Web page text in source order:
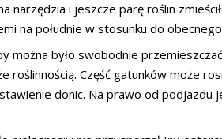
narzędzia i jeszcze parę roślin
na południe w stosunku do
można było swobodnie
Część gatunków może
donic. Na prawo od podjazdu